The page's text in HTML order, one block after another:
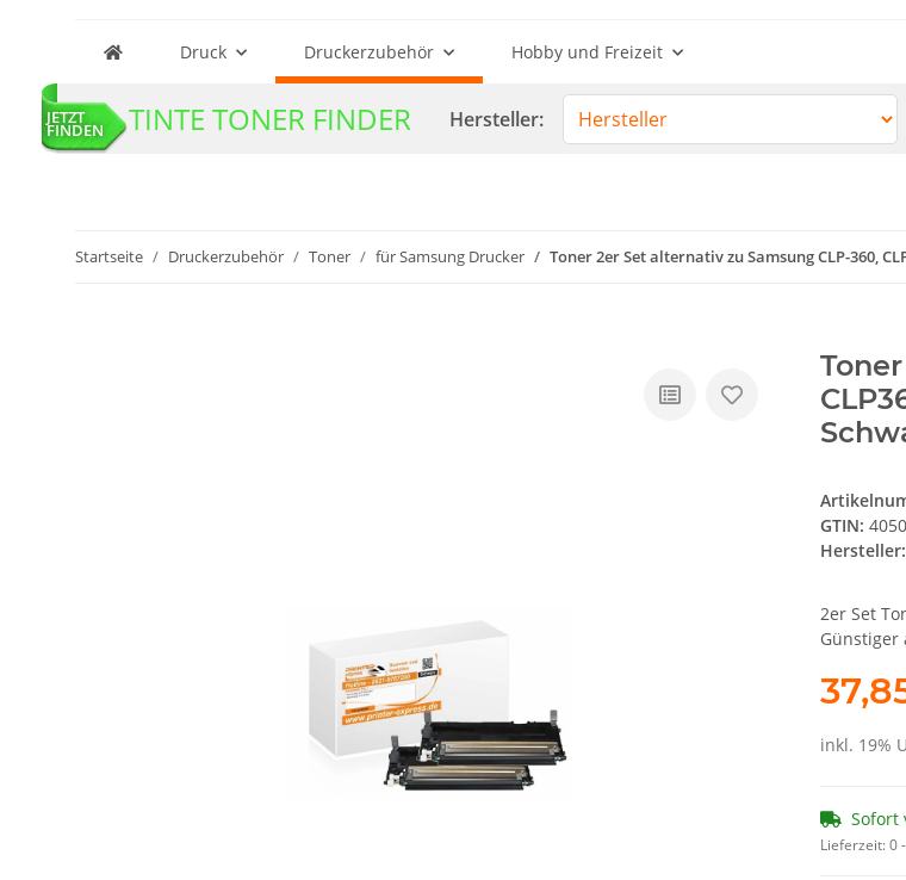
Druck Druckerzubehör Hobby und Freizeit
JETZT
FINDEN TINTE TONER FINDER Hersteller:
Startseite Druckerzubehör Toner für Samsung Drucker Toner 2er Set alternativ zu Samsung CLP-360,
GTIN:
Hersteller:
2er Set
Günstiger
inkl. 19%
Sofort
Lieferzeit:0